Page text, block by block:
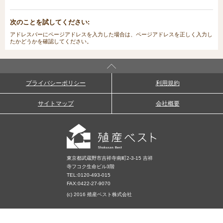
次のことを試してください:
アドレスバーにページアドレスを入力した場合は、ページアドレスを正しく入力し
たかどうかを確認してください。
プライバシーポリシー 利用規約
サイトマップ 会社概要
東京都武蔵野市吉祥寺南町2-3-15 吉祥
寺フコク生命ビル3階
TEL:0120-493-015
FAX:0422-27-9070
(c) 2016 殖産ベスト株式会社